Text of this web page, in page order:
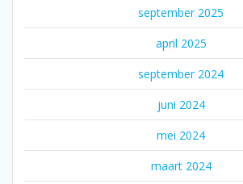
september 2025
april 2025
september 2024
juni 2024
mei 2024
maart 2024